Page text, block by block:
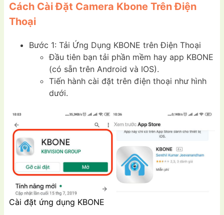
Cách Cài Đặt Camera Kbone Trên Điện
Thoại
Bước 1: Tải Ứng Dụng KBONE trên Điện Thoại
Đầu tiên bạn tải phần mềm hay app KBONE
(có sẵn trên Android và IOS).
Tiến hành cài đặt trên điện thoại như hình
dưới.
Cài đặt ứng dụng KBONE